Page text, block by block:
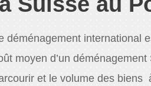
déménagement international
moyen d’un
et le volume des biens